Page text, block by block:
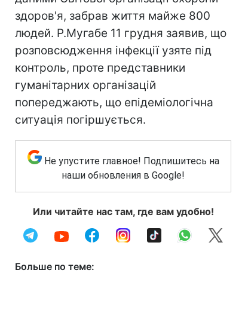
здоров'я, забрав життя майже 800
людей. Р.Мугабе 11 грудня заявив, що
розповсюдження інфекції узяте під
контроль, проте представники
гуманітарних організацій
попереджають, що епідеміологічна
ситуація погіршується.
Не упустите главное! Подпишитесь на
наши обновления в Google!
Или читайте нас там, где вам удобно!
Больше по теме: